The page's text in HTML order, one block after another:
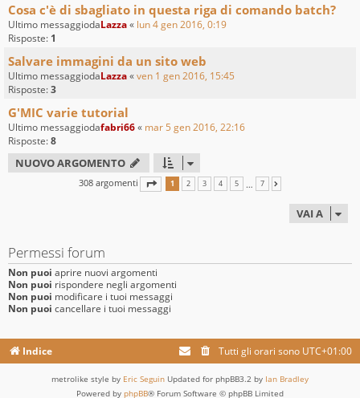
Cosa c'è di sbagliato in questa riga di comando batch?
Ultimo messaggiodaLazza« lun 4 gen 2016, 0:19
Risposte: 1
Salvare immagini da un sito web
Ultimo messaggiodaLazza«ven 1 gen 2016, 15:45
Risposte:3
G'MIC varie tutorial
Ultimo messaggiodafabri66« mar 5 gen 2016, 22:16
Risposte:8
NUOVO ARGOMENTO
308 argomenti PAGINA1 7
1 2 3 4 5 … 7
VAI A
Permessi forum
Non puoi aprire nuovi argomenti
Non puoi rispondere negli argomenti
Non puoi modificare i tuoi messaggi
Non puoi cancellare i tuoi messaggi
Indice Tutti gli orari sono UTC+01:00
metrolike style by Eric Seguin Updated for phpBB3.2 by Ian Bradley
Powered by phpBB® Forum Software © phpBB Limited